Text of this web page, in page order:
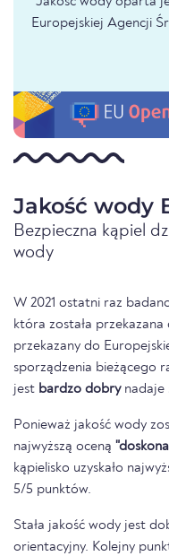
Europejskiej Agencji
Jakość wody
Bezpieczna kąpiel
wody
W 2021 ostatni raz
która została
przekazany do
sporządzenia bieżącego
jest bardzo dobrynadaje
Ponieważ jakość wody
najwyższą oceną
kąpielisko uzyskało
5/5 punktów.
Stała jakość wody jest
orientacyjny. Kolejny